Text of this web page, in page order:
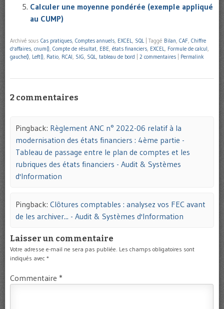
Calculer une moyenne pondérée (exemple appliqué
au CUMP)
Archivé sous Cas pratiques, Comptes annuels, EXCEL, SQL Taggé Bilan, CAF, Chiffre
d'affaires, cnum(), Compte de résultat, EBE, états financiers, EXCEL, Formule de calcul,
gauche(), Left(), Ratio, RCAI, SIG, SQL, tableau de bord 2 commentaires Permalink
2 commentaires
Pingback: Règlement ANC n° 2022-06 relatif à la
modernisation des états financiers : 4ème partie -
Tableau de passage entre le plan de comptes et les
rubriques des états financiers - Audit & Systèmes
d'Information
Pingback: Clôtures comptables : analysez vos FEC avant
de les archiver... - Audit & Systèmes d'Information
Laisser un commentaire
Votre adresse e-mail ne sera pas publiée. Les champs obligatoires sont
indiqués avec *
Commentaire *